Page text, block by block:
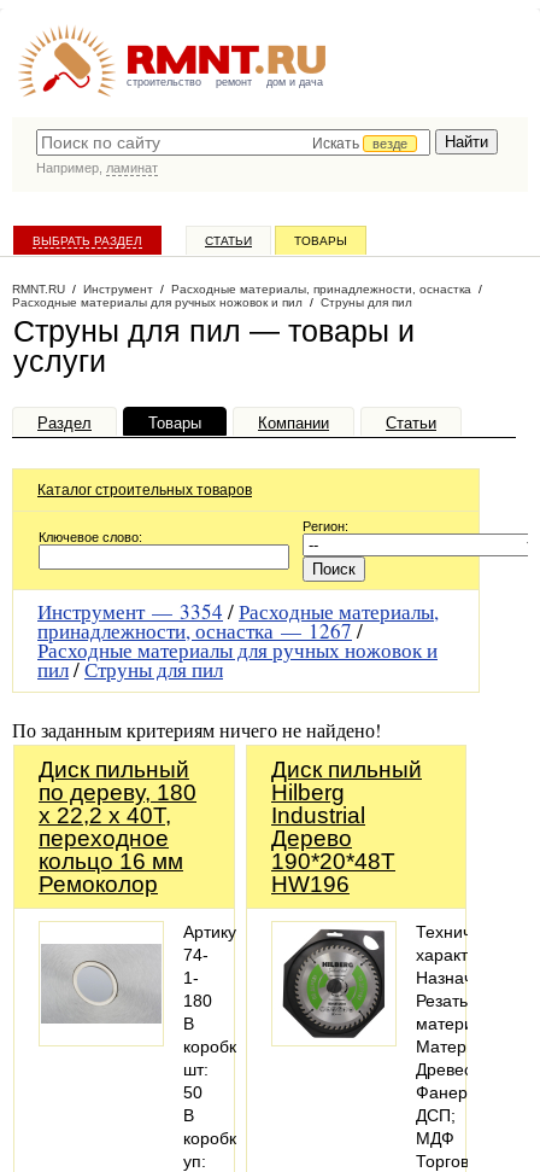
строительство ремонт дом и дача
Искать
везде
Например, ламинат
ВЫБРАТЬ РАЗДЕЛ СТАТЬИ ТОВАРЫ
RMNT.RU / Инструмент / Расходные материалы, принадлежности, оснастка /
Расходные материалы для ручных ножовок и пил / Струны для пил
Струны для пил — товары и
услуги
Раздел Товары Компании Статьи
Каталог строительных товаров
Ключевое слово:
Регион:
Инструмент — 3354 /Расходные материалы,
принадлежности, оснастка —1267/
Расходные материалы для ручных ножовок и
пил/Струны для пил
По заданным критериям ничего не найдено!
Диск пильный
по дереву, 180
x 22,2 x 40T,
переходное
кольцо 16 мм
Ремоколор
Артикул:
74-
1-
180
В
коробке,
шт:
50
В
коробке,
уп:
Диск пильный
Hilberg
Industrial
Дерево
190*20*48Т
HW196
Технические
характеристики
Назначение:
Резать
материал
Материалы:
Древесина;
Фанера;
ДСП;
МДФ
Торговая